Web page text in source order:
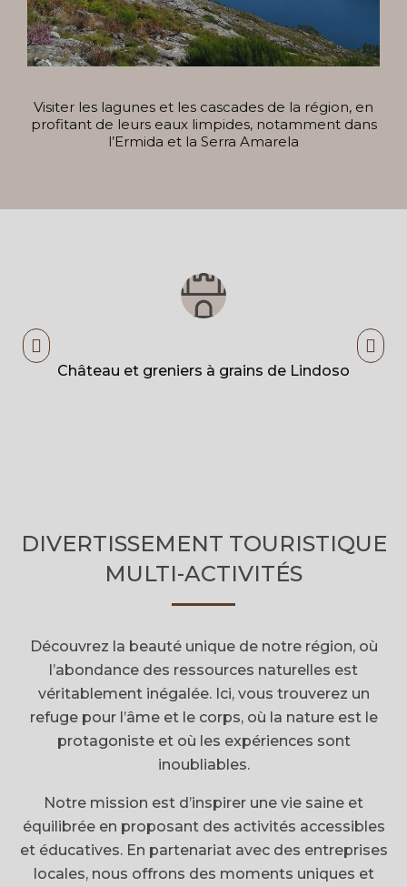
Visiter les lagunes et les cascades de la région, en
profitant de leurs eaux limpides, notamment dans
l’Ermida et la Serra Amarela
Château et greniers à grains de Lindoso
DIVERTISSEMENT TOURISTIQUE
MULTI-ACTIVITÉS
Découvrez la beauté unique de notre région, où
l’abondance des ressources naturelles est
véritablement inégalée. Ici, vous trouverez un
refuge pour l’âme et le corps, où la nature est le
protagoniste et où les expériences sont
inoubliables.
Notre mission est d’inspirer une vie saine et
équilibrée en proposant des activités accessibles
et éducatives. En partenariat avec des entreprises
locales, nous offrons des moments uniques et